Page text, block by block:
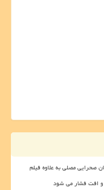
افت فشار می شود